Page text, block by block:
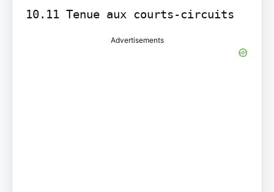
10.11 Tenue aux courts-circuits
Advertisements